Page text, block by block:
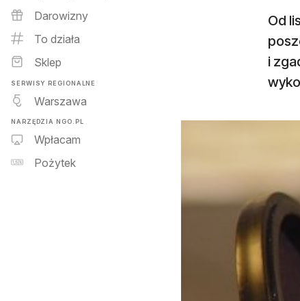
Darowizny
To działa
Sklep
SERWISY REGIONALNE
Warszawa
NARZĘDZIA NGO.PL
Wpłacam
Pożytek
Od
i